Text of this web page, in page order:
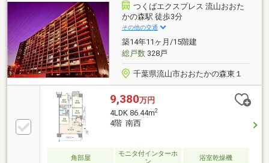
専用ポーチ ■収納豊富なファミリータイプ住戸
つくばエクスプレス 流山おおた
かの森駅 徒歩3分
その他の交通
築14年11ヶ月/15階建
総戸数328戸
千葉県流山市おおたかの森東１
9,380万円
4LDK 86.44m2
4階 南西
角部屋
モニタ付インターホ
浴室乾燥機